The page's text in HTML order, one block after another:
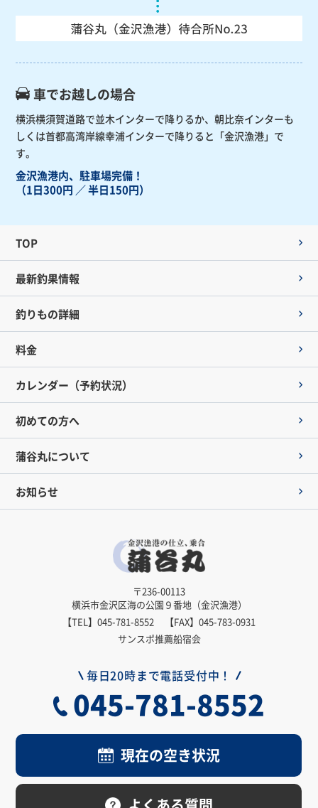
車でお越しの場合
横浜横須賀道路で並木インターで降りるか、朝比奈インターも
しくは首都高湾岸線幸浦インターで降りると「金沢漁港」で
す。
金沢漁港内、駐車場完備！
（1日300円 ／ 半日150円）
TOP
最新釣果情報
釣りもの詳細
料金
カレンダー（予約状況）
初めての方へ
蒲谷丸について
お知らせ
〒236-00113
横浜市金沢区海の公園９番地（金沢漁港）
【TEL】 045-781-8552
【FAX】045-783-0931
サンスポ推薦船宿会
毎日20時まで電話受付中！
045-781-8552
現在の空き状況